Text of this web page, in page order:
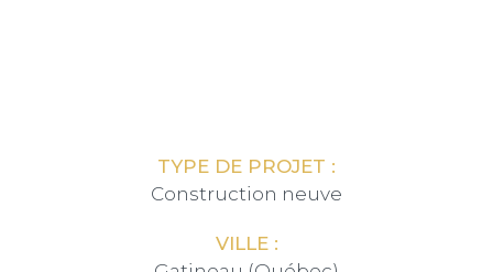
TYPE DE PROJET :
Construction neuve
VILLE :